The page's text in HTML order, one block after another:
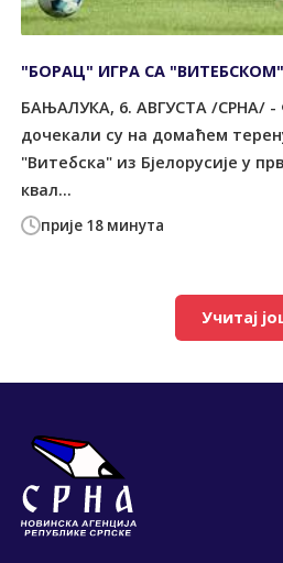
прије 18 минута
"БОРАЦ" ИГРА СА "ВИТЕБСКОМ"
БАЊАЛУКА, 6. АВГУСТА /СРНА/ -
дочекали су на домаћем
"Витебска" из Бјелорусије у
квал...
Учитај